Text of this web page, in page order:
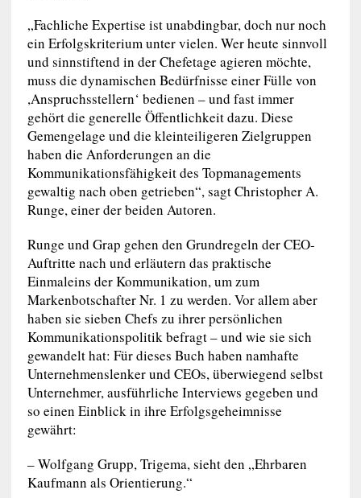
„Fachliche Expertise ist unabdingbar, doch nur noch
ein Erfolgskriterium unter vielen. Wer heute sinnvoll
und sinnstiftend in der Chefetage agieren möchte,
muss die dynamischen Bedürfnisse einer Fülle von
,Anspruchsstellern‘ bedienen – und fast immer
gehört die generelle Öffentlichkeit dazu. Diese
Gemengelage und die kleinteiligeren Zielgruppen
haben die Anforderungen an die
Kommunikationsfähigkeit des Topmanagements
gewaltig nach oben getrieben“, sagt Christopher A.
Runge, einer der beiden Autoren.
Runge und Grap gehen den Grundregeln der CEO-
Auftritte nach und erläutern das praktische
Einmaleins der Kommunikation, um zum
Markenbotschafter Nr. 1 zu werden. Vor allem aber
haben sie sieben Chefs zu ihrer persönlichen
Kommunikationspolitik befragt – und wie sie sich
gewandelt hat: Für dieses Buch haben namhafte
Unternehmenslenker und CEOs, überwiegend selbst
Unternehmer, ausführliche Interviews gegeben und
so einen Einblick in ihre Erfolgsgeheimnisse
gewährt:
– Wolfgang Grupp, Trigema, sieht den „Ehrbaren
Kaufmann als Orientierung.“